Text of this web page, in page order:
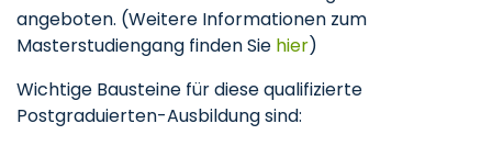
angeboten. (Weitere Informationen zum
Masterstudiengang finden Sie hier)
Wichtige Bausteine für diese qualifizierte
Postgraduierten-Ausbildung sind: